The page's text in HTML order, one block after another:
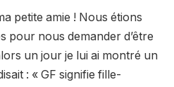
petite amie ! Nous étions
pour nous demander d’être
un jour je lui ai montré un
: « GF signifie fille-